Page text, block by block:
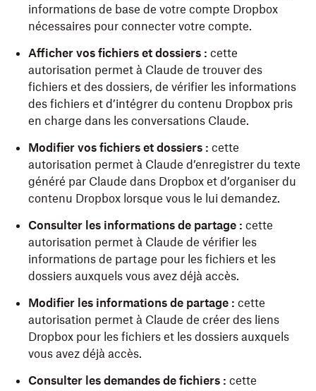
informations de base de votre compte Dropbox
nécessaires pour connecter votre compte.
Afficher vos fichiers et dossiers : cette
autorisation permet à Claude de trouver des
fichiers et des dossiers, de vérifier les informations
des fichiers et d’intégrer du contenu Dropbox pris
en charge dans les conversations Claude.
Modifier vos fichiers et dossiers : cette
autorisation permet à Claude d’enregistrer du texte
généré par Claude dans Dropbox et d’organiser du
contenu Dropbox lorsque vous le lui demandez.
Consulter les informations de partage : cette
autorisation permet à Claude de vérifier les
informations de partage pour les fichiers et les
dossiers auxquels vous avez déjà accès.
Modifier les informations de partage : cette
autorisation permet à Claude de créer des liens
Dropbox pour les fichiers et les dossiers auxquels
vous avez déjà accès.
Consulter les demandes de fichiers : cette